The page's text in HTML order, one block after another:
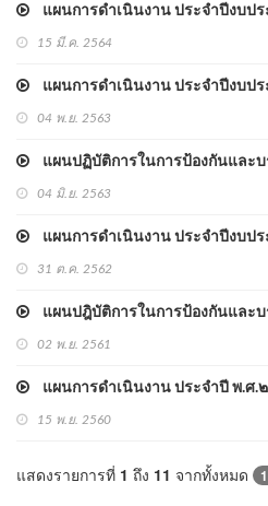
แผนการดำเนินงาน ประจำปีงบป
15 มี.ค. 2564
แผนการดำเนินงาน ประจำปีงบป
04 พ.ย. 2563
แผนปฏิบัติการในการป้องกันและบ
04 มิ.ย. 2563
แผนการดำเนินงาน ประจำปีงบป
31 ต.ค. 2562
แผนปฎิบัติการในการป้องกันและบ
02 พ.ย. 2561
แผนการดำเนินงาน ประจำปี พ.ศ.
15 พ.ย. 2560
แสดงรายการที่ 1 ถึง 11 จากทั้งหมด